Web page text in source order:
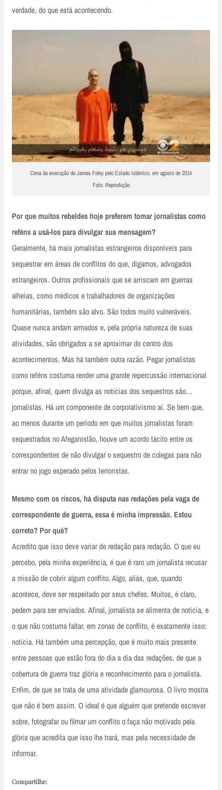
verdade, do que está acontecendo.
Cena da execução de James Foley pelo Estado Islâmico, em agosto de 2014
Foto: Reprodução
Por que muitos rebeldes hoje preferem tomar jornalistas como
reféns a usá-los para divulgar sua mensagem?
Geralmente, há mais jornalistas estrangeiros disponíveis para
sequestrar em áreas de conflitos do que, digamos, advogados
estrangeiros. Outros profissionais que se arriscam em guerras
alheias, como médicos e trabalhadores de organizações
humanitárias, também são alvo. São todos muito vulneráveis.
Quase nunca andam armados e, pela própria natureza de suas
atividades, são obrigados a se aproximar do centro dos
acontecimentos. Mas há também outra razão. Pegar jornalistas
como reféns costuma render uma grande repercussão internacional
porque, afinal, quem divulga as notícias dos sequestros são…
jornalistas. Há um componente de corporativismo aí. Se bem que,
ao menos durante um período em que muitos jornalistas foram
sequestrados no Afeganistão, houve um acordo tácito entre os
correspondentes de não divulgar o sequestro de colegas para não
entrar no jogo esperado pelos terroristas.
Mesmo com os riscos, há disputa nas redações pela vaga de
correspondente de guerra, essa é minha impressão. Estou
correto? Por quê?
Acredito que isso deve variar de redação para redação. O que eu
percebo, pela minha experiência, é que é raro um jornalista recusar
a missão de cobrir algum conflito. Algo, aliás, que, quando
acontece, deve ser respeitado por seus chefes. Muitos, é claro,
pedem para ser enviados. Afinal, jornalista se alimenta de notícia, e
o que não costuma faltar, em zonas de conflito, é exatamente isso:
notícia. Há também uma percepção, que é muito mais presente
entre pessoas que estão fora do dia a dia das redações, de que a
cobertura de guerra traz glória e reconhecimento para o jornalista.
Enfim, de que se trata de uma atividade glamourosa. O livro mostra
que não é bem assim. O ideal é que alguém que pretende escrever
sobre, fotografar ou filmar um conflito o faça não motivado pela
glória que acredita que isso lhe trará, mas pela necessidade de
informar.
Compartilhe: